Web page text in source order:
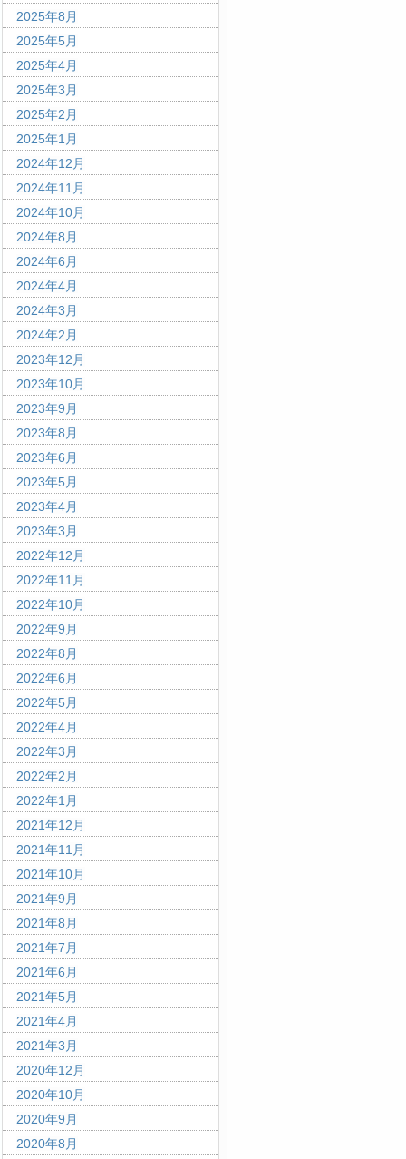
2025年8月
2025年5月
2025年4月
2025年3月
2025年2月
2025年1月
2024年12月
2024年11月
2024年10月
2024年8月
2024年6月
2024年4月
2024年3月
2024年2月
2023年12月
2023年10月
2023年9月
2023年8月
2023年6月
2023年5月
2023年4月
2023年3月
2022年12月
2022年11月
2022年10月
2022年9月
2022年8月
2022年6月
2022年5月
2022年4月
2022年3月
2022年2月
2022年1月
2021年12月
2021年11月
2021年10月
2021年9月
2021年8月
2021年7月
2021年6月
2021年5月
2021年4月
2021年3月
2020年12月
2020年10月
2020年9月
2020年8月